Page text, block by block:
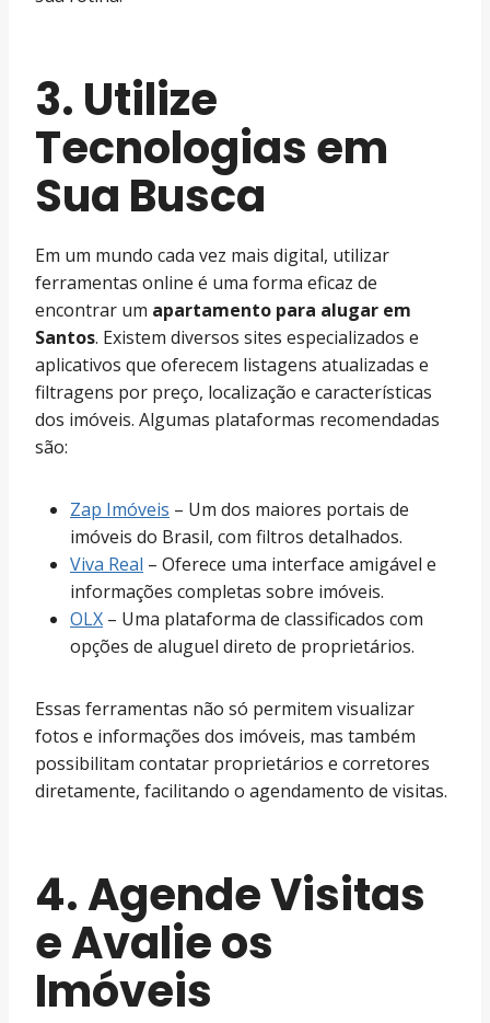
3. Utilize
Tecnologias em
Sua Busca
Em um mundo cada vez mais digital, utilizar
ferramentas online é uma forma eficaz de
encontrar um apartamento para alugar em
Santos. Existem diversos sites especializados e
aplicativos que oferecem listagens atualizadas e
filtragens por preço, localização e características
dos imóveis. Algumas plataformas recomendadas
são:
Zap Imóveis – Um dos maiores portais de
imóveis do Brasil, com filtros detalhados.
Viva Real – Oferece uma interface amigável e
informações completas sobre imóveis.
OLX – Uma plataforma de classificados com
opções de aluguel direto de proprietários.
Essas ferramentas não só permitem visualizar
fotos e informações dos imóveis, mas também
possibilitam contatar proprietários e corretores
diretamente, facilitando o agendamento de visitas.
4. Agende Visitas
e Avalie os
Imóveis